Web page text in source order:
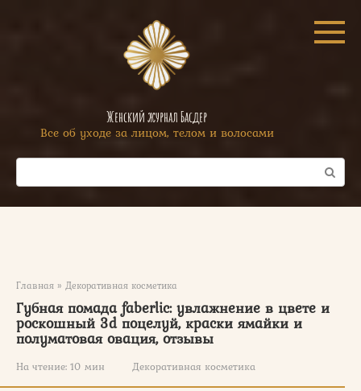
Женский журнал Басдер
Все об уходе за лицом, телом и волосами
Поиск:
Главная » Декоративная косметика
Губная помада faberlic: увлажнение в цвете и
роскошный 3d поцелуй, краски ямайки и
полуматовая овация, отзывы
На чтение: 10 мин Декоративная косметика